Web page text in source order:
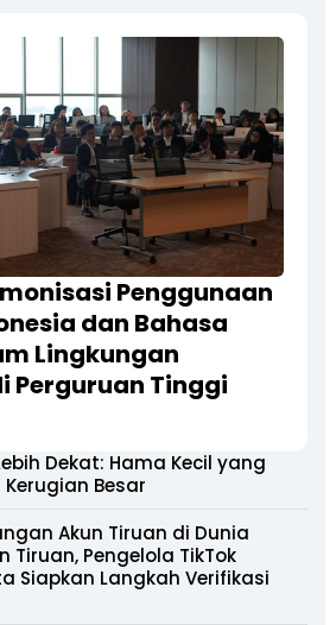
Penggunaan
dan Bahasa
Lingkungan
Perguruan Tinggi
Dekat: Hama Kecil yang
Besar
Akun Tiruan di Dunia
Tiruan, Pengelola TikTok
Siapkan Langkah Verifikasi